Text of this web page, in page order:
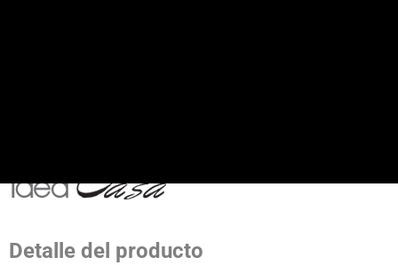
Detalle del producto